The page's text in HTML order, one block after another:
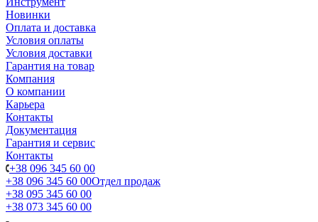
Новинки
Оплата и доставка
Условия оплаты
Условия доставки
Гарантия на товар
Компания
О компании
Карьера
Контакты
Документация
Гарантия и сервис
Контакты
+38 096 345 60 00
+38 096 345 60 00Отдел продаж
+38 095 345 60 00
+38 073 345 60 00